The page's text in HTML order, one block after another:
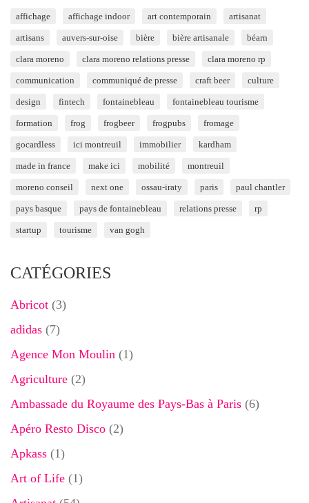
affichage affichage indoor art contemporain artisanat
artisans auvers-sur-oise bière bière artisanale béarn
clara moreno clara moreno relations presse clara moreno rp
communication communiqué de presse craft beer culture
design fintech fontainebleau fontainebleau tourisme
formation frog frogbeer frogpubs fromage
gocardless ici montreuil immobilier kardham
made in france make ici mobilité montreuil
moreno conseil next one ossau-iraty paris paul chantler
pays basque pays de fontainebleau relations presse rp
startup tourisme van gogh
CATÉGORIES
Abricot (3)
adidas (7)
Agence Mon Moulin (1)
Agriculture (2)
Ambassade du Royaume des Pays-Bas à Paris (6)
Apéro Resto Disco (2)
Apkass (1)
Art of Life (1)